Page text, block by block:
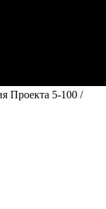
Проекта 5-100 /